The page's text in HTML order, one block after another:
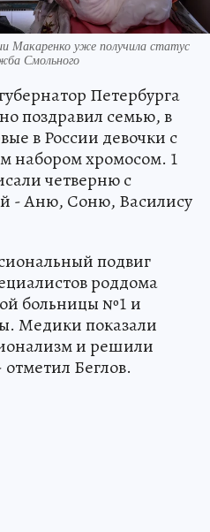
Макаренко уже получила статус
Смольного
Петербурга
поздравил семью, в
в России девочки с
набором хромосом. 1
четверню с
- Аню, Соню, Василису
подвиг
роддома
больницы №1 и
Медики показали
и решили
Беглов.